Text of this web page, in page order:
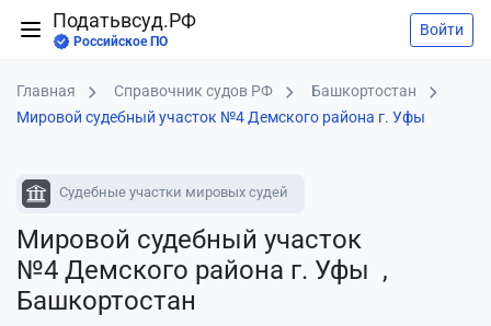
Податьвсуд.РФ
Российское ПО
Войти
Главная Справочник судов РФ
Башкортостан
Мировой судебный участок №4 Демского района г. Уфы
Судебные участки мировых судей
Мировой судебный участок
№4 Демского района г. Уфы ,
Башкортостан